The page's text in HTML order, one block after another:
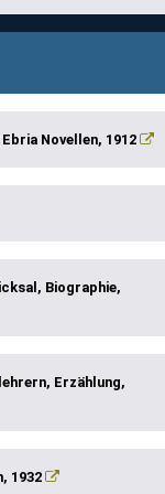
Novellen, 1912
Biographie,
Erzählung,
1932